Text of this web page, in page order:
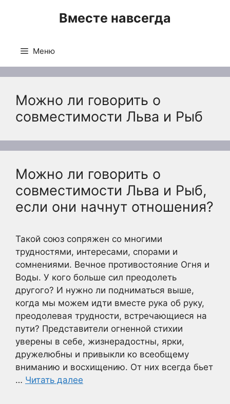
Вместе навсегда
Меню
Можно ли говорить о
совместимости Льва и Рыб
Можно ли говорить о
совместимости Льва и Рыб,
если они начнут отношения?
Такой союз сопряжен со многими
трудностями, интересами, спорами и
сомнениями. Вечное противостояние Огня и
Воды. У кого больше сил преодолеть
другого? И нужно ли подниматься выше,
когда мы можем идти вместе рука об руку,
преодолевая трудности, встречающиеся на
пути? Представители огненной стихии
уверены в себе, жизнерадостны, ярки,
дружелюбны и привыкли ко всеобщему
вниманию и восхищению. От них всегда бьет
… Читать далее